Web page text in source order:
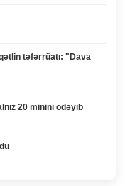
təfərrüatı: "Dava
20 minini ödəyib